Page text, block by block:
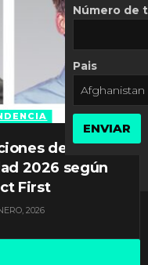
de
2026 según
First
2026
Número de
Pais
ENVIAR